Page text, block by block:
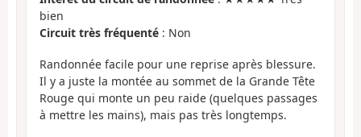
bien
Circuit très fréquenté : Non
Randonnée facile pour une reprise après blessure.
Il y a juste la montée au sommet de la Grande Tête
Rouge qui monte un peu raide (quelques passages
à mettre les mains), mais pas très longtemps.